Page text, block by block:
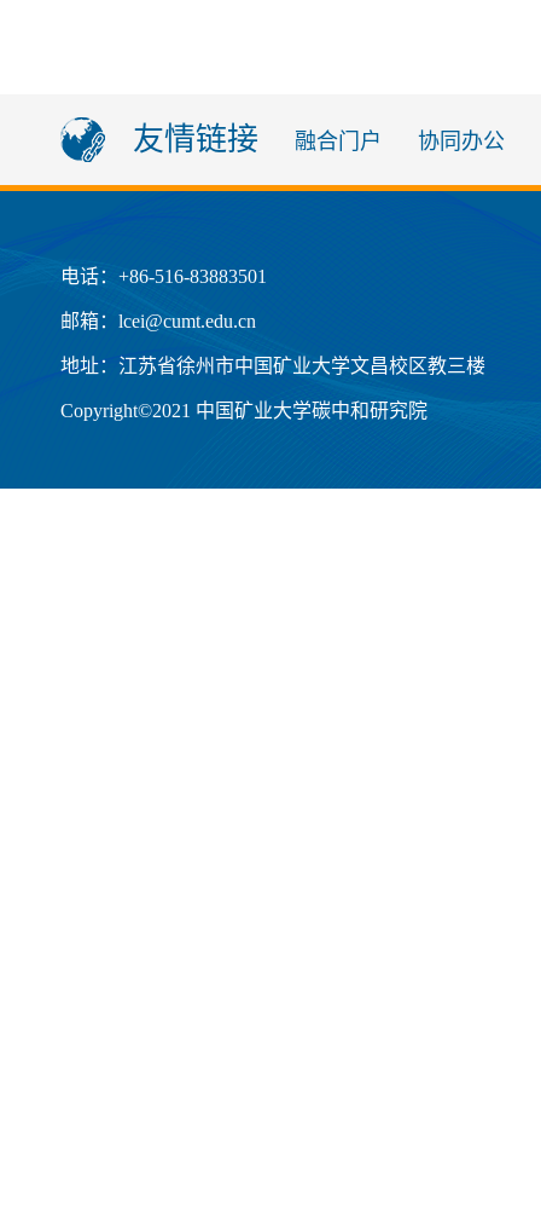
友情链接 融合门户 协同办公
电话：+86-516-83883501
邮箱：lcei@cumt.edu.cn
地址：江苏省徐州市中国矿业大学文昌校区教三楼
Copyright©2021 中国矿业大学碳中和研究院